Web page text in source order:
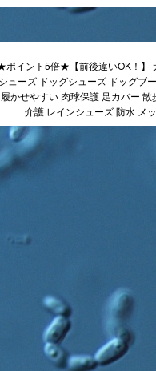
ポイント5倍★【前後違いOK！】
シューズ ドッグシューズ ドッグブ
履かせやすい 肉球保護 足カバー 散
介護 レインシューズ 防水 メ